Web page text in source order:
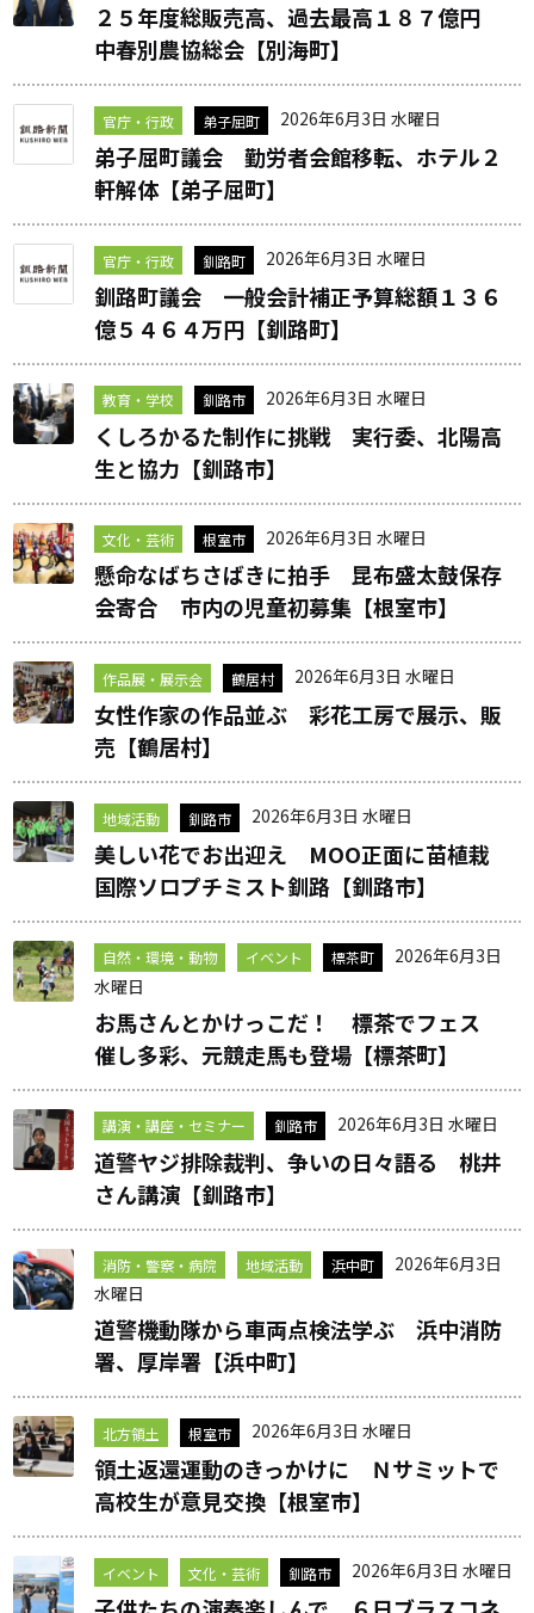
２５年度総販売高、過去最高１８７億円
中春別農協総会【別海町】
官庁・行政 弟子屈町 2026年6月3日 水曜日
弟子屈町議会 勤労者会館移転、ホテル２
軒解体【弟子屈町】
官庁・行政 釧路町 2026年6月3日 水曜日
釧路町議会 一般会計補正予算総額１３６
億５４６４万円【釧路町】
教育・学校 釧路市 2026年6月3日 水曜日
くしろかるた制作に挑戦 実行委、北陽高
生と協力【釧路市】
文化・芸術 根室市 2026年6月3日 水曜日
懸命なばちさばきに拍手 昆布盛太鼓保存
会寄合 市内の児童初募集【根室市】
作品展・展示会 鶴居村 2026年6月3日 水曜日
女性作家の作品並ぶ 彩花工房で展示、販
売【鶴居村】
地域活動 釧路市 2026年6月3日 水曜日
美しい花でお出迎え MOO正面に苗植栽
国際ソロプチミスト釧路【釧路市】
自然・環境・動物 イベント 標茶町
2026年6月3日
水曜日
お馬さんとかけっこだ！ 標茶でフェス
催し多彩、元競走馬も登場【標茶町】
講演・講座・セミナー 釧路市 2026年6月3日 水曜日
道警ヤジ排除裁判、争いの日々語る 桃井
さん講演【釧路市】
消防・警察・病院 地域活動 浜中町
2026年6月3日
水曜日
道警機動隊から車両点検法学ぶ 浜中消防
署、厚岸署【浜中町】
北方領土 根室市 2026年6月3日 水曜日
領土返還運動のきっかけに Ｎサミットで
高校生が意見交換【根室市】
イベント 文化・芸術 釧路市 2026年6月3日 水曜日